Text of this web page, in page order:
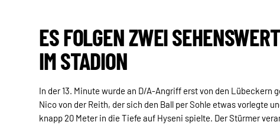
ES FOLGEN ZWEI
IM STADION
In der 13. Minute wurde an D/A-Angriff erst von den Lübeckern
Nico von der Reith, der sich den Ball per Sohle etwas vorlegte
knapp 20 Meter in die Tiefe auf Hyseni spielte. Der Stürmer